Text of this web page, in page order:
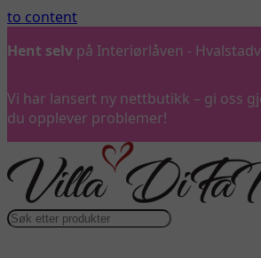
to content
Hent selv på Interiørlåven -
Vi har lansert ny nettbutikk – gi oss
du opplever problemer!